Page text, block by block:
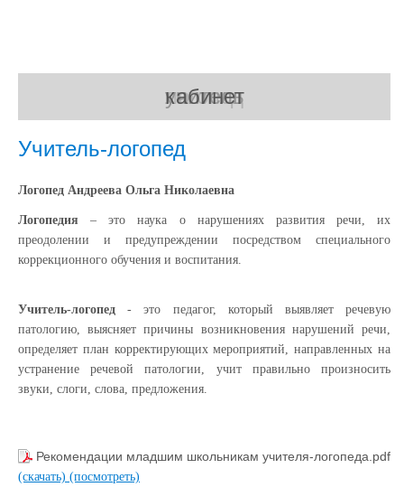
логопед
учитель
кабинет
Учитель-логопед
Логопед Андреева Ольга Николаевна
Логопедия – это наука о нарушениях развития речи, их
преодолении и предупреждении посредством специального
коррекционного обучения и воспитания.
Учитель-логопед - это педагог, который выявляет речевую
патологию, выясняет причины возникновения нарушений речи,
определяет план корректирующих мероприятий, направленных на
устранение речевой патологии, учит правильно произносить
звуки, слоги, слова, предложения.
Рекомендации младшим школьникам учителя-логопеда.pdf
(скачать) (посмотреть)